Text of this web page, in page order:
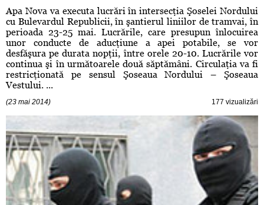
Apa Nova va executa lucrări în intersecţia Şoselei Nordului
cu Bulevardul Republicii, în şantierul liniilor de tramvai, în
perioada 23-25 mai. Lucrările, care presupun înlocuirea
unor conducte de aducţiune a apei potabile, se vor
desfăşura pe durata nopţii, între orele 20-10. Lucrările vor
continua şi în următoarele două săptămâni. Circulaţia va fi
restricţionată pe sensul Şoseaua Nordului – Şoseaua
Vestului. ...
(23 mai 2014) 177 vizualizări